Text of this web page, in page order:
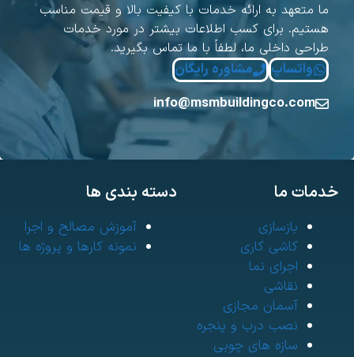
ما متعهد به ارائه خدمات با کیفیت بالا و قیمت مناسب
هستیم. برای کسب اطلاعات بیشتر در مورد خدمات
طراحی داخلی ما، لطفاً با ما تماس بگیرید.
واتساپ
مشاوره رایگان
info@msmbuildingco.com
ما
بازسازی
کاشی کاری
اجرای نما
نقاشی
آسمان مجازی
نصب درب و پنجره
سازه های چوبی
دسته بندی ها
آموزش مصالح و اجرا
نمونه کارها و پروژه ها